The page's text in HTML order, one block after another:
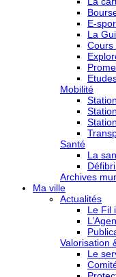
E-
La
Cours
Mobilité
Santé
La
Archives
Ma ville
Actualités
Le Fil
Valorisation
Le